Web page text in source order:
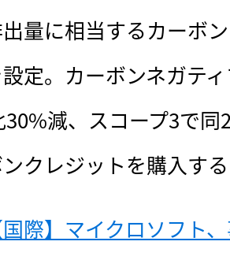
量に相当するカーボ
定。カーボンネガテ
30%減、スコープ3で
ンクレジットを購入す
国際】マイクロソフト